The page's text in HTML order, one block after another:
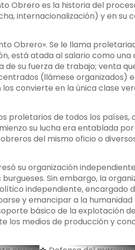
Obrero es la historia del
internacionalización) y en su
Obrero». Se le llama
está atada al salario como una
su fuerza de trabajo; venta
(llámese organizados)
convierte en la única clase
de todos los países,
su lucha era entablada
del mismo oficio o
su organización
Sin embargo, la
independiente, encargado
y emancipar a la
básico de la explotación
los medios de producción y